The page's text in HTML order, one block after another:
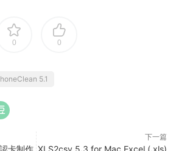
0 0
5.1
卡制作
下一篇
XLS2csv 5.3 for Mac Excel (.xls)